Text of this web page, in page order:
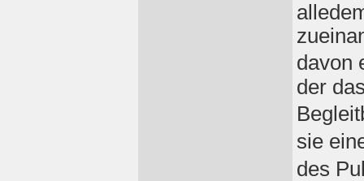
davon
der
sie
des